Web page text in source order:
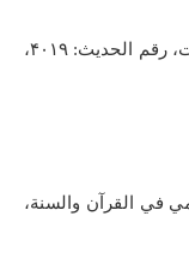
. سنن ابن ماجه، كتاب الفتن، باب العقوبات، رقم الحدیث: ۴۰۱۹،
في القرآن والسنة،